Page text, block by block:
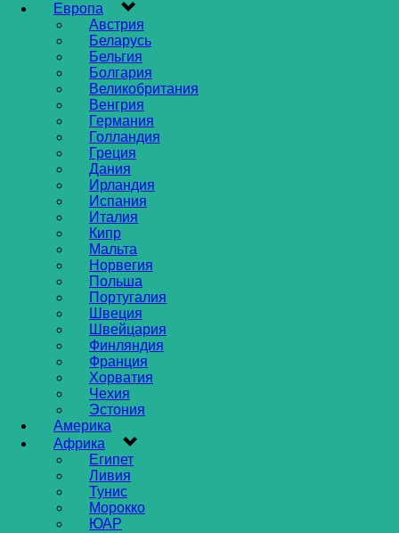
Европа
Австрия
Беларусь
Бельгия
Болгария
Великобритания
Венгрия
Германия
Голландия
Греция
Дания
Ирландия
Испания
Италия
Кипр
Мальта
Норвегия
Польша
Португалия
Швеция
Швейцария
Финляндия
Франция
Хорватия
Чехия
Эстония
Америка
Африка
Египет
Ливия
Тунис
Морокко
ЮАР